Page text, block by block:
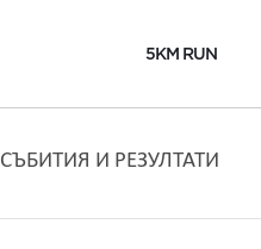
5KM RUN
СЪБИТИЯ И РЕЗУЛТАТИ